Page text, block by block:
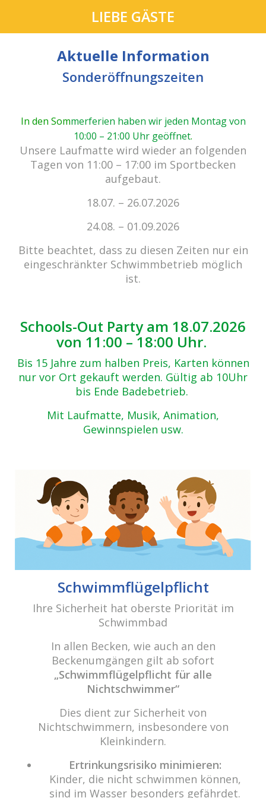
cabrio Senden - das Bad.
Außergewöhnlich, vielfältig!
Kein Einlass bei Gewitter
zu den E-Tickets
Zurück zur Übersicht
Beitrags-
Navigation
Vorheriger Beitrag
Bulderner Str. 15
48308 Senden
Tel.: 0049 (0) 2597 - 93 918 -10
Fax: 0049 (0) 2597 - 93 918 -29
E-Mail:info@cabriosenden.de
Internet:www.cabriosenden.de
Wir freuen uns auf Sie!
Haben Sie Fragen? Wir kümmern uns drum!
Eine Nachricht schreiben
LIEBE GÄSTE
Aktuelle Information
Sonderöffnungszeiten
In den Sommerferien haben wir jeden Montag von
10:00 – 21:00 Uhr geöffnet.
Unsere Laufmatte wird wieder an folgenden
Tagen von 11:00 – 17:00 im Sportbecken
aufgebaut.
18.07. – 26.07.2026
24.08. – 01.09.2026
Bitte beachtet, dass zu diesen Zeiten nur ein
eingeschränkter Schwimmbetrieb möglich
ist.
Schools-Out Party am 18.07.2026
von 11:00 – 18:00 Uhr.
Bis 15 Jahre zum halben Preis, Karten können
nur vor Ort gekauft werden. Gültig ab 10Uhr
bis Ende Badebetrieb.
Mit Laufmatte, Musik, Animation,
Gewinnspielen usw.
Schwimmflügelpflicht
Ihre Sicherheit hat oberste Priorität im
Schwimmbad
In allen Becken, wie auch an den
Beckenumgängen gilt ab sofort
„Schwimmflügelpflicht für alle
Nichtschwimmer“
Dies dient zur Sicherheit von
Nichtschwimmern, insbesondere von
Kleinkindern.
Ertrinkungsrisiko minimieren:
Kinder, die nicht schwimmen können,
sind im Wasser besonders gefährdet.